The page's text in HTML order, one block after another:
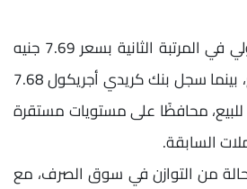
وجاء البنك التجاري الدولي في المرتبة الثانية بسعر 7.69 جنيه
للشراء و7.71 جنيه للبيع، بينما سجل بنك كريدي أجريكول 7.68
و7.72 جنيه للبيع، محافظًا على مستويات مستقرة
السابقة.
من التوازن في سوق الصرف، مع